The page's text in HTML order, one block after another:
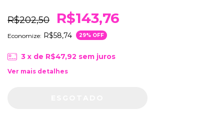
R$202,50 R$143,76
Economize: R$58,74 29% OFF
3 x de R$47,92 sem juros
Ver mais detalhes